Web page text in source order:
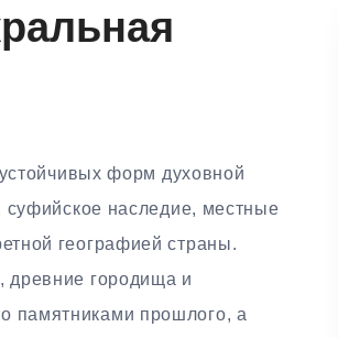
форм духовной
суфийское наследие, местные
географией страны.
древние городища и
памятниками прошлого, а